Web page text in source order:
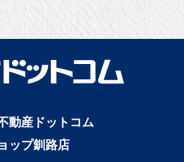
動産ドットコム
ップ釧路店